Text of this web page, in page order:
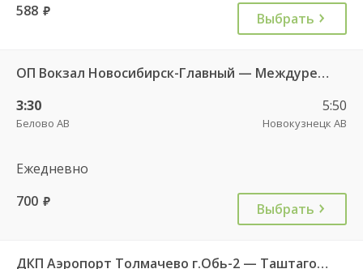
588 руб. Выбрать
ОП Вокзал Новосибирск-Главный — Междуреченск АС 5695
3:30
Белово АВ
5:50
Новокузнецк АВ
Ежедневно
700 руб. Выбрать
ДКП Аэропорт Толмачево г.Обь-2 — Таштагол АВ 5657